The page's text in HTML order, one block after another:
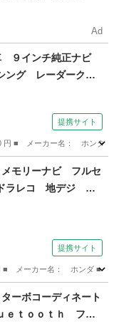
Ad
９インチ純正ナビ
ング レーダークル
コ コーナーセン
ッド ＥＴＣ２．
ト （車検整備付）
提携サイト
円 ■ メーカー名： ホン
モリーナビ フルセ
ラレコ 地デジ Ｅ
トキープッシュス
Ｖ オートエアコ
ク ドライブレコー
提携サイト
■ メーカー名： ホンダ
ーボコーディネート
ｅｔｏｏｔｈ フル